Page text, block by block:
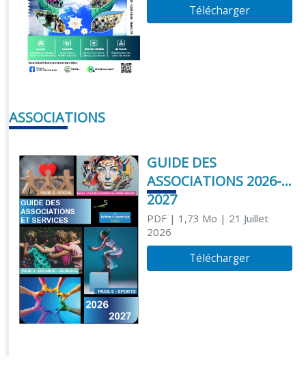
Télécharger
ASSOCIATIONS
GUIDE DES
ASSOCIATIONS 2026-
2027
PDF| 1,73 Mo | 21 Juillet
2026
Télécharger